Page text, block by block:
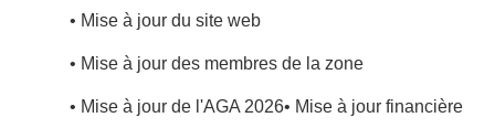
• Mise à jour du site web
• Mise à jour des membres de la zone
• Mise à jour de l'AGA 2026• Mise à jour financière